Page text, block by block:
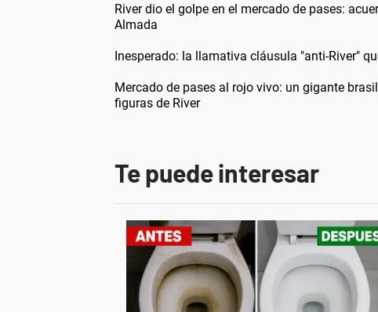
River dio el golpe en el mercado de pases:
Almada
Inesperado: la llamativa cláusula "anti-River"
Mercado de pases al rojo vivo: un gigante
figuras de River
Te puede interesar